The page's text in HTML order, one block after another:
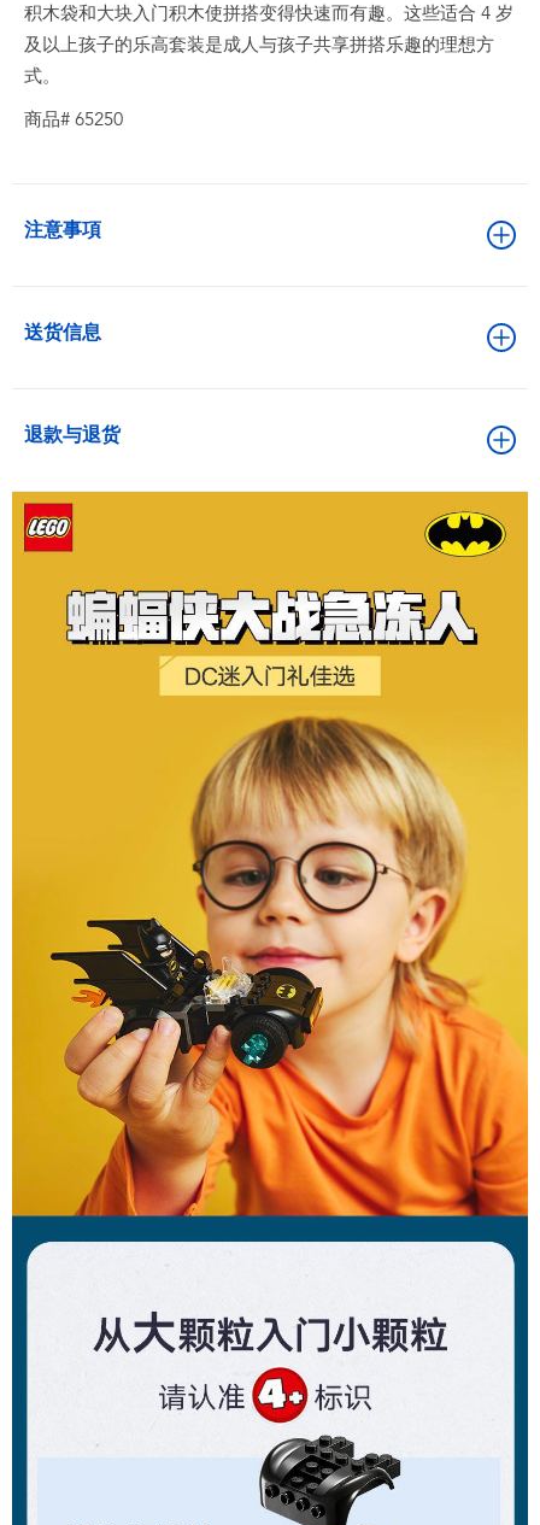
积木袋和大块入门积木使拼搭变得快速而有趣。这些适合 4 岁
及以上孩子的乐高套装是成人与孩子共享拼搭乐趣的理想方
式。
商品# 65250
注意事項
送货信息
退款与退货